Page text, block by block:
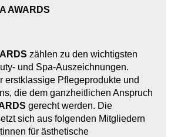
AWARDS
zählen zu den wichtigsten
und Spa-Auszeichnungen.
erstklassige Pflegeprodukte und
die dem ganzheitlichen Anspruch
gerecht werden. Die
sich aus folgenden Mitgliedern
für ästhetische